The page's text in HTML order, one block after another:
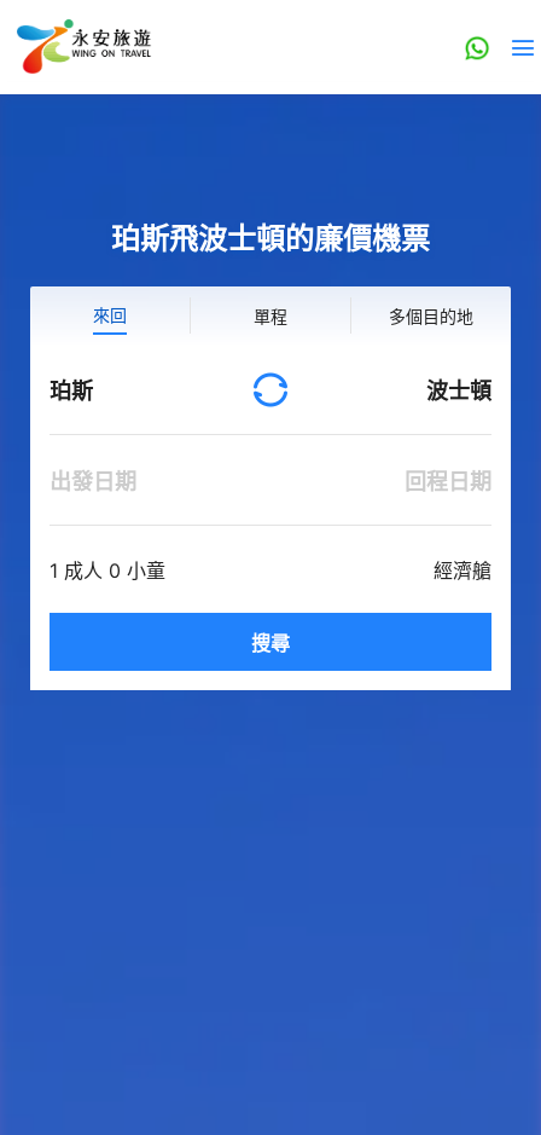
珀斯飛波士頓的廉價機票
來回 單程 多個目的地
珀斯 波士頓
出發日期 回程日期
1 成人 0 小童 經濟艙
搜尋